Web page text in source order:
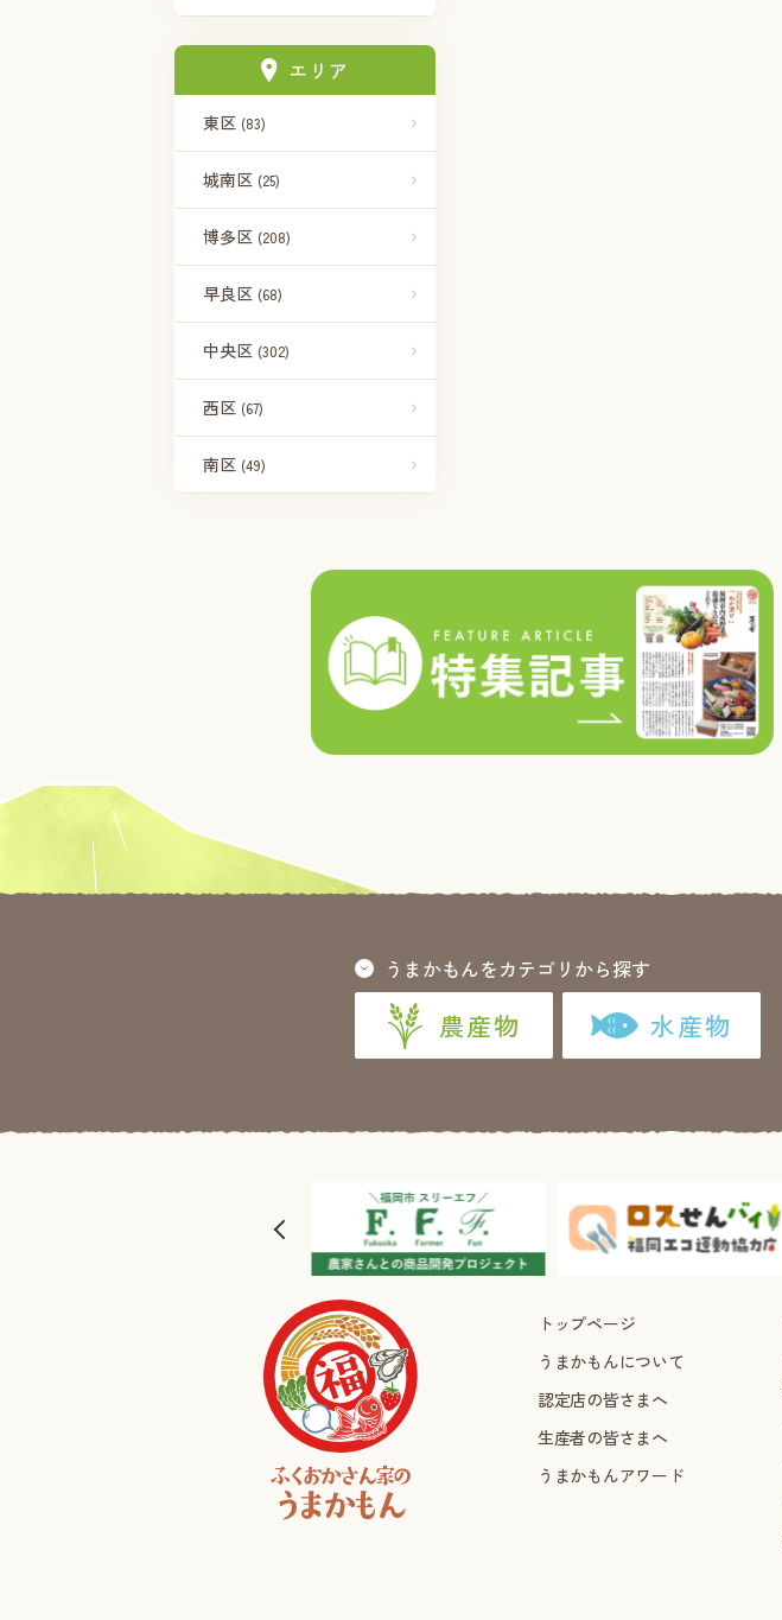
エリア
東区 (83)
城南区 (25)
博多区 (208)
早良区 (68)
中央区 (302)
西区 (67)
南区 (49)
うまかもんをカテゴリから探す
農産物 水産物
トップページ
うまかもんについて
認定店の皆さまへ
生産者の皆さまへ
うまかもんアワード